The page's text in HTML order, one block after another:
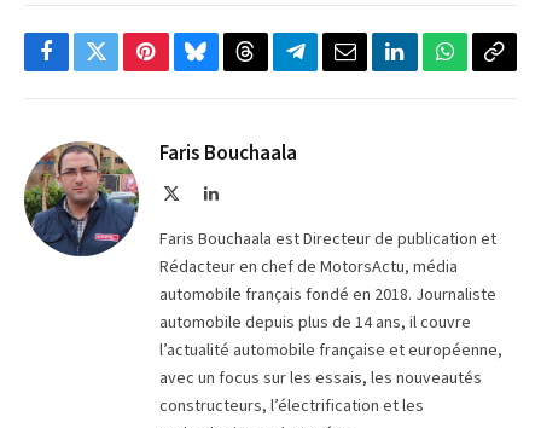
Facebook
TwitterPinterestBlueskyThreadsPartager
Telegram
EmailLinkedInWhatsApp
Faris Bouchaala
LinkedIn
Faris Bouchaala est Directeur de publication et
Rédacteur en chef de MotorsActu, média
automobile français fondé en 2018. Journaliste
automobile depuis plus de 14 ans, il couvre
l’actualité automobile française et européenne,
avec un focus sur les essais, les nouveautés
constructeurs, l’électrification et les